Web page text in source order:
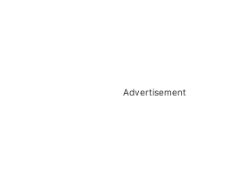
Advertisement